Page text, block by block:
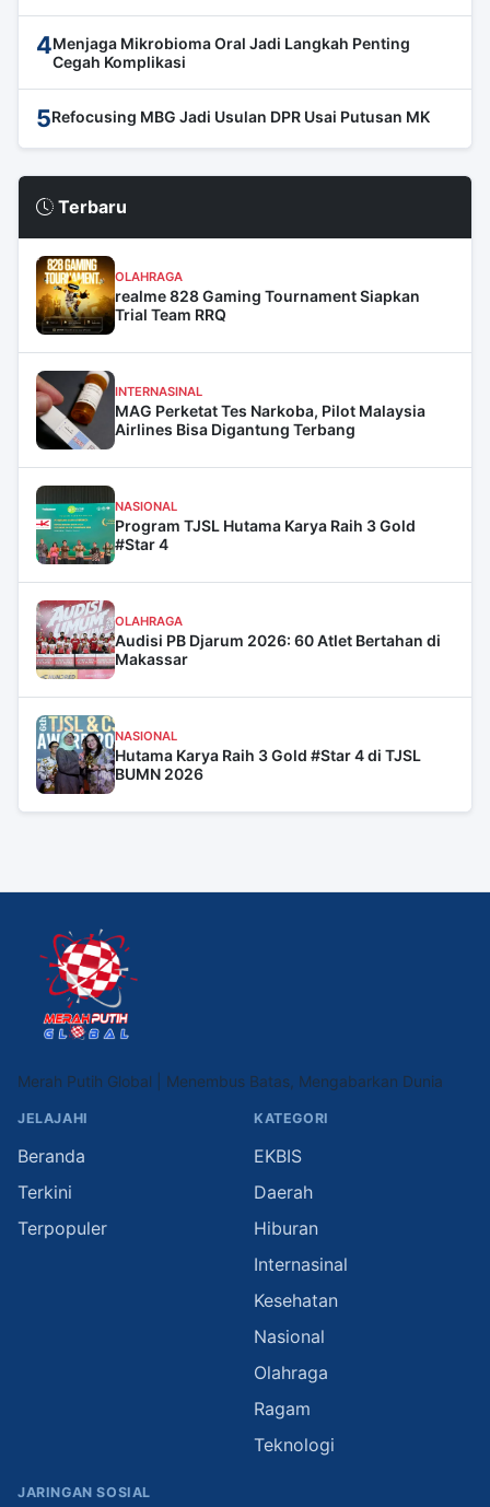
4Menjaga Mikrobioma Oral Jadi Langkah Penting
Cegah Komplikasi
5Refocusing MBG Jadi Usulan DPR Usai Putusan MK
Terbaru
OLAHRAGA
realme 828 Gaming Tournament Siapkan
Trial Team RRQ
INTERNASINAL
MAG Perketat Tes Narkoba, Pilot Malaysia
Airlines Bisa Digantung Terbang
NASIONAL
Program TJSL Hutama Karya Raih 3 Gold
#Star 4
OLAHRAGA
Audisi PB Djarum 2026: 60 Atlet Bertahan di
Makassar
NASIONAL
Hutama Karya Raih 3 Gold #Star 4 di TJSL
BUMN 2026
Merah Putih Global | Menembus Batas, Mengabarkan Dunia
JELAJAHI
Beranda
Terkini
Terpopuler
KATEGORI
EKBIS
Daerah
Hiburan
Internasinal
Kesehatan
Nasional
Olahraga
Ragam
Teknologi
JARINGAN SOSIAL